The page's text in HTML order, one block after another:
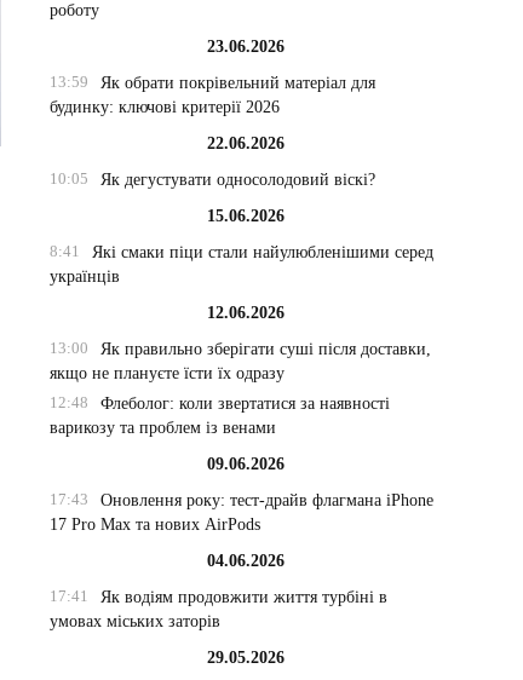
роботу
23.06.2026
13:59
Як обрати покрівельний матеріал для
будинку: ключові критерії 2026
22.06.2026
10:05
Як дегустувати односолодовий віскі?
15.06.2026
8:41
Які смаки піци стали найулюбленішими серед
українців
12.06.2026
13:00
Як правильно зберігати суші після доставки,
якщо не плануєте їсти їх одразу
12:48
Флеболог: коли звертатися за наявності
варикозу та проблем із венами
09.06.2026
17:43
Оновлення року: тест-драйв флагмана iPhone
17 Pro Max та нових AirPods
04.06.2026
17:41
Як водіям продовжити життя турбіні в
умовах міських заторів
29.05.2026